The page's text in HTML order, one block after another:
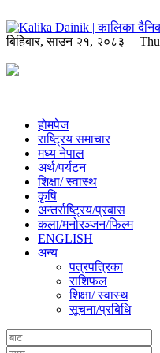
बिहिबार,साउन २१, २०८३ |
होमपेज
राष्ट्रिय समाचार
मध्य नेपाल
अर्थ/पर्यटन
शिक्षा/ स्वास्थ
कृषि
अन्तर्राष्ट्रिय/प्रबास
कला/मनोरञ्जन/फिल्म
ENGLISH
अन्य
पत्रपत्रिका
राशिफल
शिक्षा/ स्वास्थ
सूचना/प्रबिधि